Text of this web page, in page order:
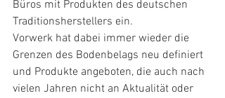
Büros mit Produkten des deutschen
Traditionsherstellers ein.
Vorwerk hat dabei immer wieder die
Grenzen des Bodenbelags neu definiert
und Produkte angeboten, die auch nach
vielen Jahren nicht an Aktualität oder